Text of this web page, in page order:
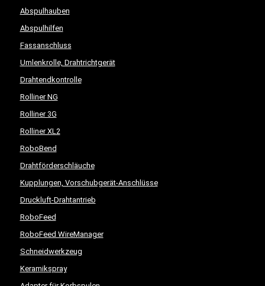
Abspulhauben
Abspulhilfen
Fassanschluss
Umlenkrolle, Drahtrichtgerät
Drahtendkontrolle
Rolliner NG
Rolliner 3G
Rolliner XL2
RoboBend
Drahtförderschläuche
Kupplungen, Vorschubgerät-Anschlüsse
Druckluft-Drahtantrieb
RoboFeed
RoboFeed WireManager
Schneidwerkzeug
Keramikspray